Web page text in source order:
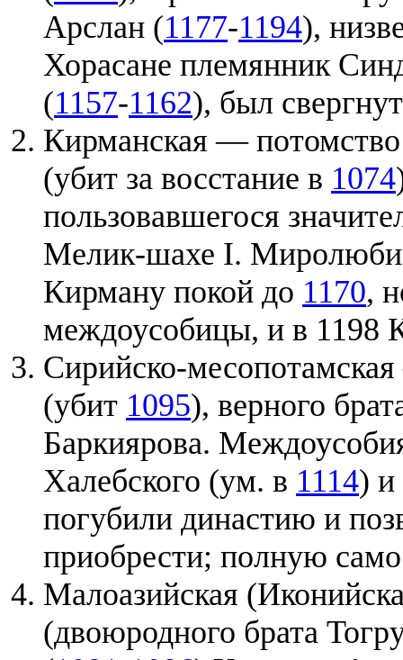
Арслан (1177-1194),
Хорасане племянник
(1157-1162), был
Кирманская —
(убит за восстание в 1074
пользовавшегося
Мелик-шахе I.
Кирману покой до 1170,
междоусобицы, и в 1198
Сирийско-
(убит 1095), верного
Баркиярова.
Халебского (ум. в 1114) и
погубили династию и
приобрести; полную
Малоазийская
(двоюродного брата